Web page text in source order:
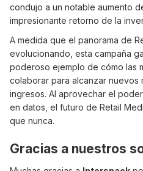
condujo a un notable aumento
impresionante retorno de la
A medida que el panorama de
evolucionando, esta campaña
poderoso ejemplo de cómo las
colaborar para alcanzar nuevos
ingresos. AI aprovechar el
en datos, el futuro de Retail
que nunca.
Gracias a nuestros